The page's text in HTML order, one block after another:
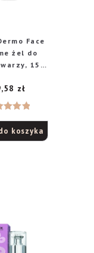
Face
żel do
150
na 5
zł
koszyka